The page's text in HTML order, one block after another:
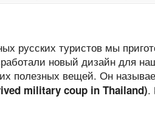
русских туристов мы
новый дизайн для
полезных вещей. Он
military coup in Thailand).